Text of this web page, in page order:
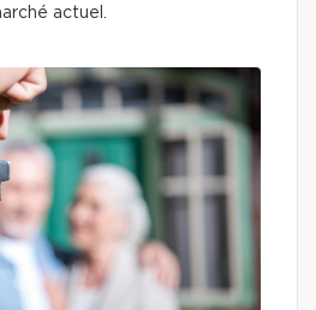
actuel.